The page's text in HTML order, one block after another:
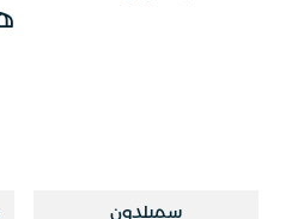
سميلدون